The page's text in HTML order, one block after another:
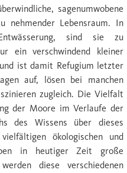
sagenumwobene
Lebensraum. In
sind sie zu
ein verschwindend kleiner
ist damit Refugium letzter
auf, lösen bei manchen
zugleich. Die Vielfalt
der Moore im Verlaufe der
des Wissens über dieses
ökologischen und
in heutiger Zeit große
diese verschiedenen